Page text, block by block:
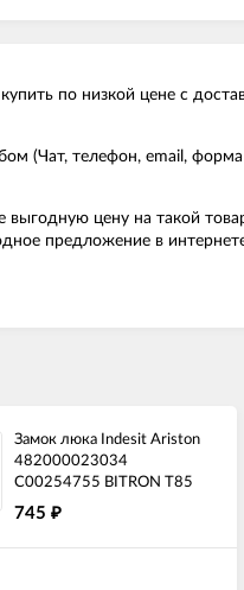
по низкой цене с
(Чат, телефон, email,
цену на такой
предложение в
Замок люка Indesit Ariston
482000023034
C00254755 BITRON T85
745 ₽